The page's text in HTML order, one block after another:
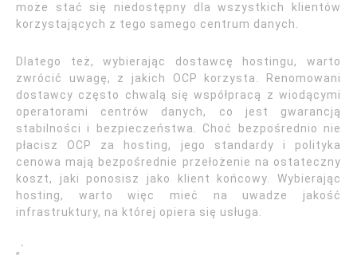
może stać się niedostępny dla wszystkich klientów
korzystających z tego samego centrum danych.
Dlatego też, wybierając dostawcę hostingu, warto
zwrócić uwagę, z jakich OCP korzysta. Renomowani
dostawcy często chwalą się współpracą z wiodącymi
operatorami centrów danych, co jest gwarancją
stabilności i bezpieczeństwa. Choć bezpośrednio nie
płacisz OCP za hosting, jego standardy i polityka
cenowa mają bezpośrednie przełożenie na ostateczny
koszt, jaki ponosisz jako klient końcowy. Wybierając
hosting, warto więc mieć na uwadze jakość
infrastruktury, na której opiera się usługa.
„`